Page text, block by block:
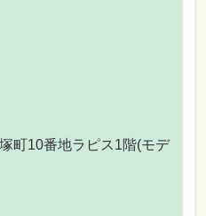
町10番地ラピス1階(モデ